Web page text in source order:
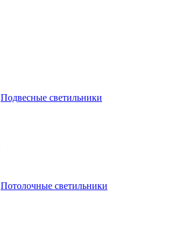
Подвесные светильники
Потолочные светильники